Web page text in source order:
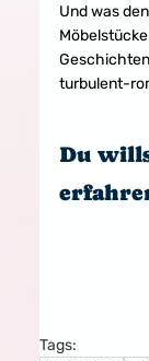
Und was
turbulent-
Du
Tags: